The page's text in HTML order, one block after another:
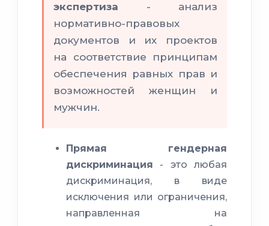
экспертиза - анализ
нормативно-правовых
документов и их проектов
на соответствие принципам
обеспечения равных прав и
возможностей женщин и
мужчин.
Прямая гендерная
дискриминация - это любая
дискриминация, в виде
исключения или ограничения,
направленная на